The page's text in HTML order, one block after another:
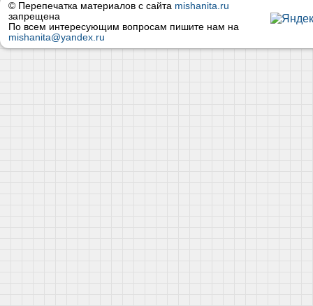
© Перепечатка материалов с сайта mishanita.ru
запрещена
По всем интересующим вопросам пишите нам на
mishanita@yandex.ru